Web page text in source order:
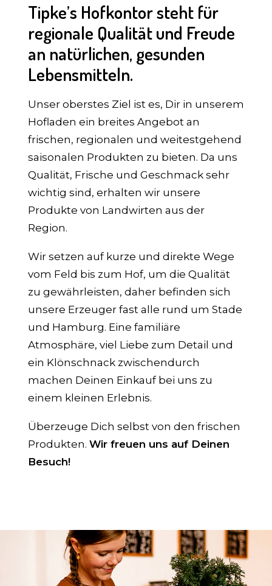
Tipke’s Hofkontor steht für
regionale Qualität und Freude
an natürlichen, gesunden
Lebensmitteln.
Unser oberstes Ziel ist es, Dir in unserem
Hofladen ein breites Angebot an
frischen, regionalen und weitestgehend
saisonalen Produkten zu bieten. Da uns
Qualität, Frische und Geschmack sehr
wichtig sind, erhalten wir unsere
Produkte von Landwirten aus der
Region.
Wir setzen auf kurze und direkte Wege
vom Feld bis zum Hof, um die Qualität
zu gewährleisten, daher befinden sich
unsere Erzeuger fast alle rund um Stade
und Hamburg. Eine familiäre
Atmosphäre, viel Liebe zum Detail und
ein Klönschnack zwischendurch
machen Deinen Einkauf bei uns zu
einem kleinen Erlebnis.
Überzeuge Dich selbst von den frischen
Produkten. Wir freuen uns auf Deinen
Besuch!